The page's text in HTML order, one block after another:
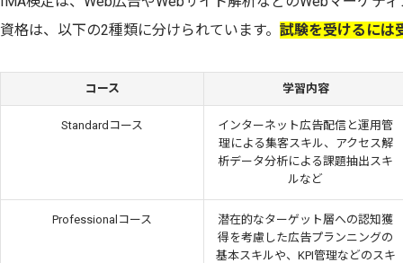
資格は、以下の2種類に分けられています。 試験を受けるには
コース 学習内容
Standardコース
インターネット広告配信と運用管
理による集客スキル、アクセス解
析データ分析による課題抽出スキ
ルなど
Professionalコース
潜在的なターゲット層への認知獲
得を考慮した広告プランニングの
基本スキルや、KPI管理などのスキ